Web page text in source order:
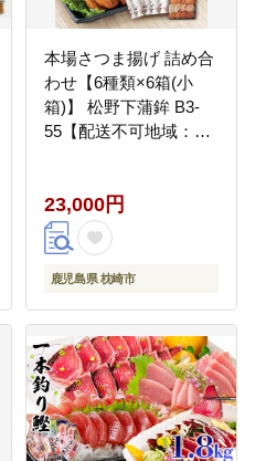
本場さつま揚げ 詰め合
わせ【6種類×6箱(小
箱)】 松野下蒲鉾 B3-
55【配送不可地域：離
23,000円
鹿児島県 枕崎市